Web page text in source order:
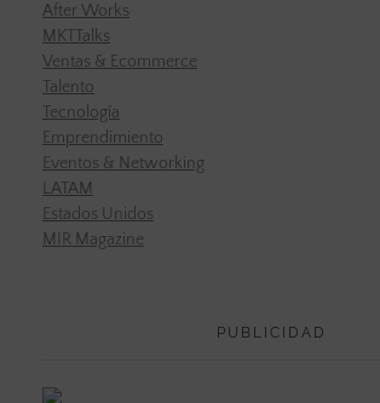
After Works
MKTTalks
Ventas & Ecommerce
Talento
Tecnología
Emprendimiento
Eventos & Networking
LATAM
Estados Unidos
MIR Magazine
PUBLICIDAD